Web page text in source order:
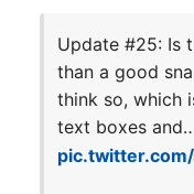
Update #25: Is
than a good
think so, which
text boxes
pic.twitter.com/